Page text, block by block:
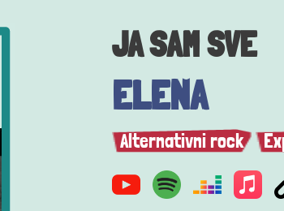
JA SAM SVE
ELENA
Alternativni rock